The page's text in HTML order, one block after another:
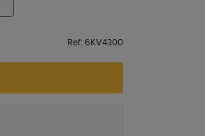
Ref: 6KV4300